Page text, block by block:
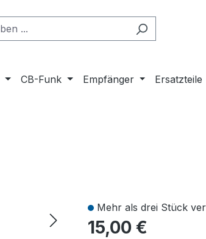
CB-Funk Empfänger Ersatzteile
Mehr als drei Stück
15,00 €